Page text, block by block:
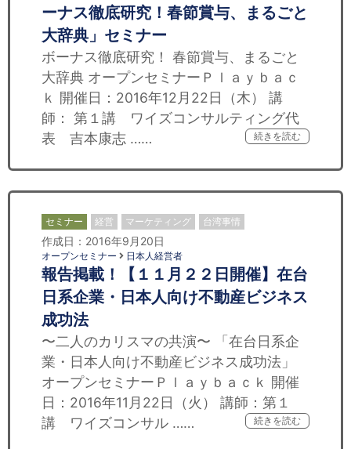
ーナス徹底研究！春節賞与、まるごと
大辞典」セミナー
ボーナス徹底研究！ 春節賞与、まるごと
大辞典 オープンセミナーＰｌａｙｂａｃ
ｋ 開催日：2016年12月22日（木） 講
師： 第１講 ワイズコンサルティング代
表 吉本康志 ……
続きを読む
セミナー 経営 マーケティング 台湾事情
作成日：2016年9月20日
オープンセミナー 日本人経営者
報告掲載！【１１月２２日開催】在台
日系企業・日本人向け不動産ビジネス
成功法
〜二人のカリスマの共演〜 「在台日系企
業・日本人向け不動産ビジネス成功法」
オープンセミナーＰｌａｙｂａｃｋ 開催
日：2016年11月22日（火） 講師：第１
講 ワイズコンサル ……
続きを読む